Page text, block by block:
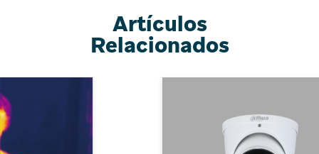
Artículos
Relacionados